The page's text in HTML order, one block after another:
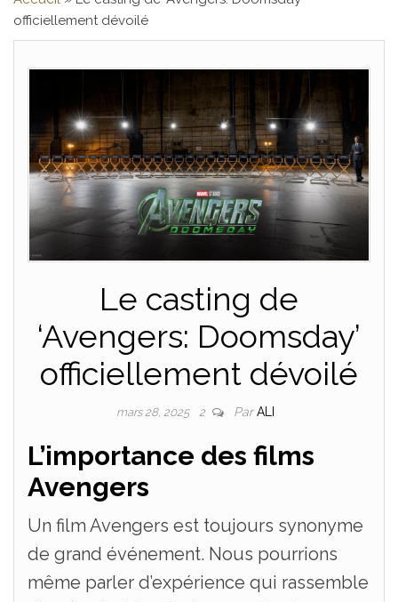
officiellement dévoilé
Le casting de
‘Avengers: Doomsday’
officiellement dévoilé
mars 28, 2025 2 ParALI
L’importance des films
Avengers
Un film Avengers est toujours synonyme
de grand événement. Nous pourrions
même parler d’expérience qui rassemble